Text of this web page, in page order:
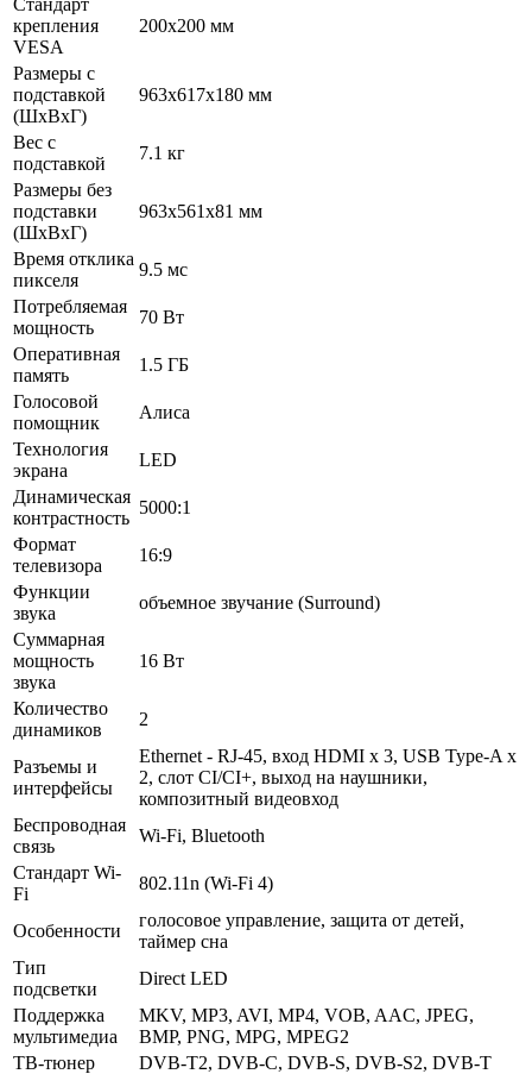
крепления
VESA
200x200 мм
Размеры с
подставкой
(ШxВxГ)
963x617x180 мм
Вес с
подставкой
7.1 кг
Размеры без
подставки
(ШxВxГ)
963x561x81 мм
Время отклика
пикселя
9.5 мс
Потребляемая
мощность
70 Вт
Оперативная
память
1.5 ГБ
Голосовой
помощник
Алиса
Технология
экрана
LED
Динамическая
контрастность
5000:1
Формат
телевизора
16:9
Функции
звука
объемное звучание (Surround)
Суммарная
мощность
звука
16 Вт
Количество
динамиков
2
Разъемы и
интерфейсы
Ethernet - RJ-45, вход HDMI x 3, USB Type-A x
2, слот CI/CI+, выход на наушники,
композитный видеовход
Беспроводная
связь
Wi-Fi, Bluetooth
Стандарт Wi-
Fi
802.11n (Wi-Fi 4)
Особенности
голосовое управление, защита от детей,
таймер сна
Тип
подсветки
Direct LED
Поддержка
мультимедиа
MKV, MP3, AVI, MP4, VOB, AAC, JPEG,
BMP, PNG, MPG, MPEG2
ТВ-тюнер
DVB-T2, DVB-C, DVB-S, DVB-S2, DVB-T